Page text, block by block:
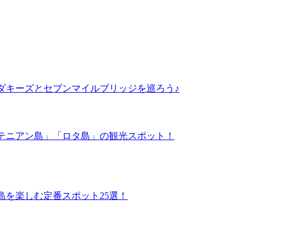
ーズとセブンマイルブリッジを巡ろう♪
アン島」「ロタ島」の観光スポット！
楽しむ定番スポット25選！